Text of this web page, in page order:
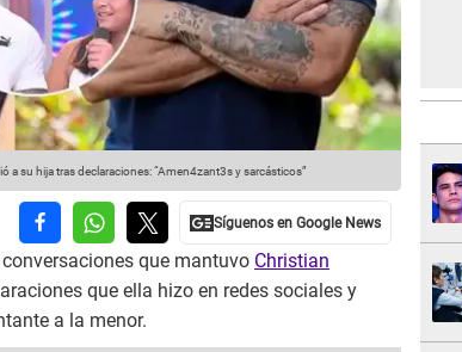
a su hija tras declaraciones: “Amen4zant3s y sarcásticos”
que mantuvo Christian
que ella hizo en redes sociales y
a la menor.